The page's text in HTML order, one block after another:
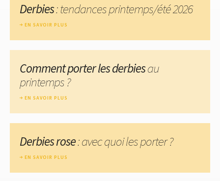
Derbies: tendances printemps/été 2026
EN SAVOIR PLUS
Comment porter les derbiesau
printemps ?
EN SAVOIR PLUS
Derbies rose: avec quoi les porter ?
EN SAVOIR PLUS